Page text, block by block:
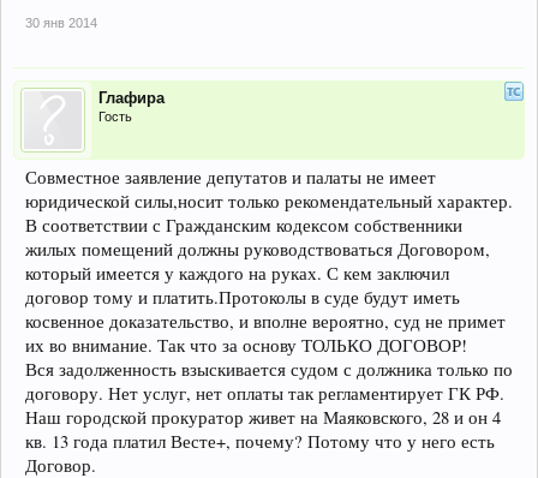
30 янв 2014
Глафира
Гость
Совместное заявление депутатов и палаты не имеет
юридической силы,носит только рекомендательный характер.
В соответствии с Гражданским кодексом собственники
жилых помещений должны руководствоваться Договором,
который имеется у каждого на руках. С кем заключил
договор тому и платить.Протоколы в суде будут иметь
косвенное доказательство, и вполне вероятно, суд не примет
их во внимание. Так что за основу ТОЛЬКО ДОГОВОР!
Вся задолженность взыскивается судом с должника только по
договору. Нет услуг, нет оплаты так регламентирует ГК РФ.
Наш городской прокуратор живет на Маяковского, 28 и он 4
кв. 13 года платил Весте+, почему? Потому что у него есть
Договор.